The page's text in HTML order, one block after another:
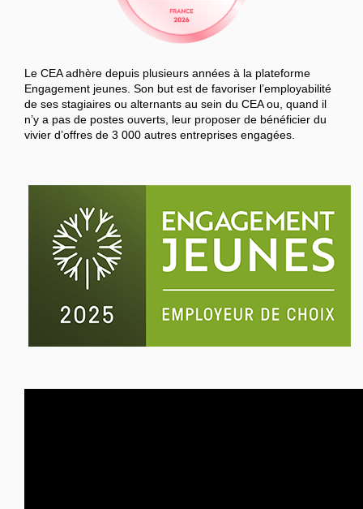
Le CEA adhère depuis plusieurs années à la plateforme
Engagement jeunes. Son but est de favoriser l’employabilité
de ses stagiaires ou alternants au sein du CEA ou, quand il
n’y a pas de postes ouverts, leur proposer de bénéficier du
vivier d’offres de 3 000 autres entreprises engagées.